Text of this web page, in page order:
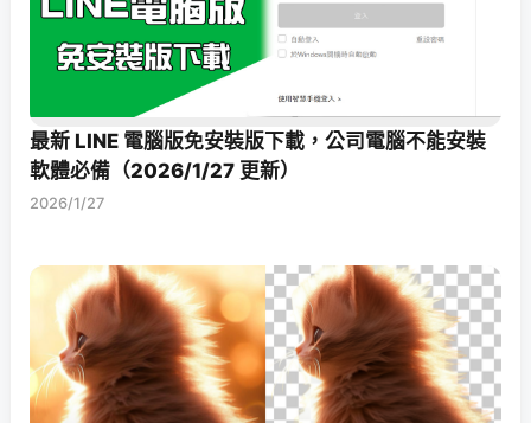
最新 LINE 電腦版免安裝版下載，公司電腦不能安裝
軟體必備（2026/1/27 更新）
2026/1/27